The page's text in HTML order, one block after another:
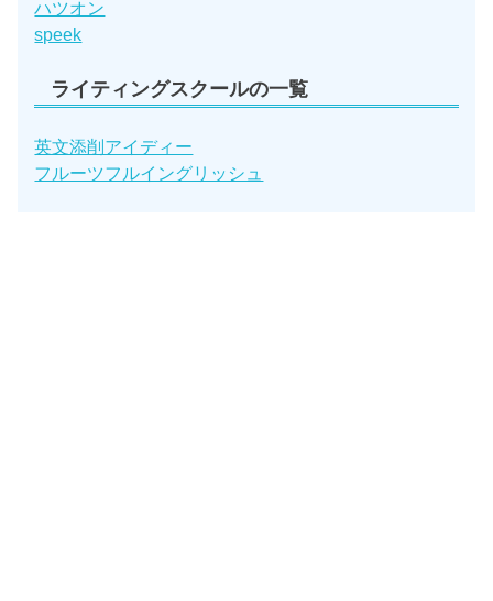
ハツオン
speek
ライティングスクールの一覧
英文添削アイディー
フルーツフルイングリッシュ